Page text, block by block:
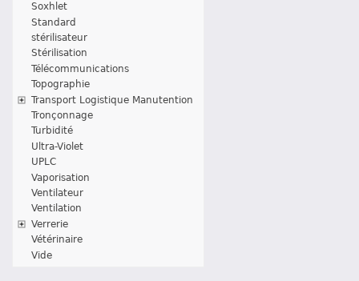
Soxhlet
Standard
stérilisateur
Stérilisation
Télécommunications
Topographie
Transport Logistique Manutention
Tronçonnage
Turbidité
Ultra-Violet
UPLC
Vaporisation
Ventilateur
Ventilation
Verrerie
Vétérinaire
Vide